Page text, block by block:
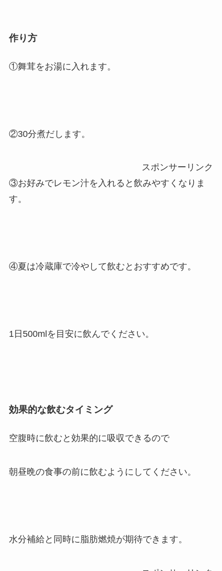
作り方
①舞茸をお湯に入れます。
②30分煮だします。
スポンサーリンク
③お好みでレモン汁を入れると飲みやすくなりま
す。
④夏は冷蔵庫で冷やして飲むとおすすめです。
1日500mlを目安に飲んでください。
効果的な飲むタイミング
空腹時に飲むと効果的に吸収できるので
朝昼晩の食事の前に飲むようにしてください。
水分補給と同時に脂肪燃焼が期待できます。